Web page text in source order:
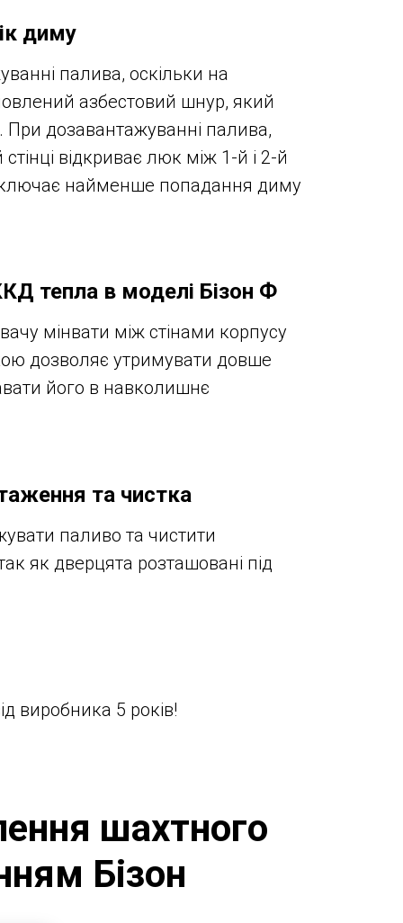
диму
палива, оскільки на
азбестовий шнур, який
При дозавантажуванні палива,
відкриває люк між 1-й і 2-й
найменше попадання диму
тепла в моделі Бізон Ф
мінвати між стінами корпусу
дозволяє утримувати довше
його в навколишнє
та чистка
паливо та чистити
як дверцята розташовані під
виробника 5 років!
шахтного
Бізон